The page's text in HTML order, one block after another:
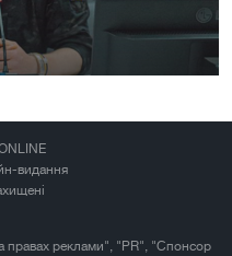
видання
правах реклами", "PR", "Спонсор